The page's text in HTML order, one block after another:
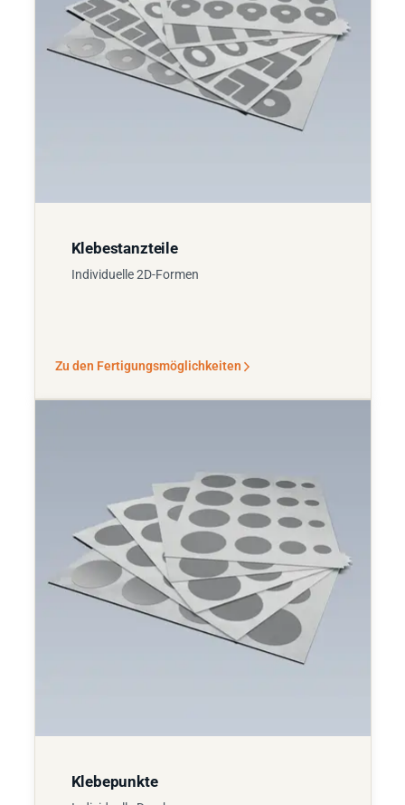
Klebestanzteile
Individuelle 2D-Formen
Zu den Fertigungsmöglichkeiten
Klebepunkte